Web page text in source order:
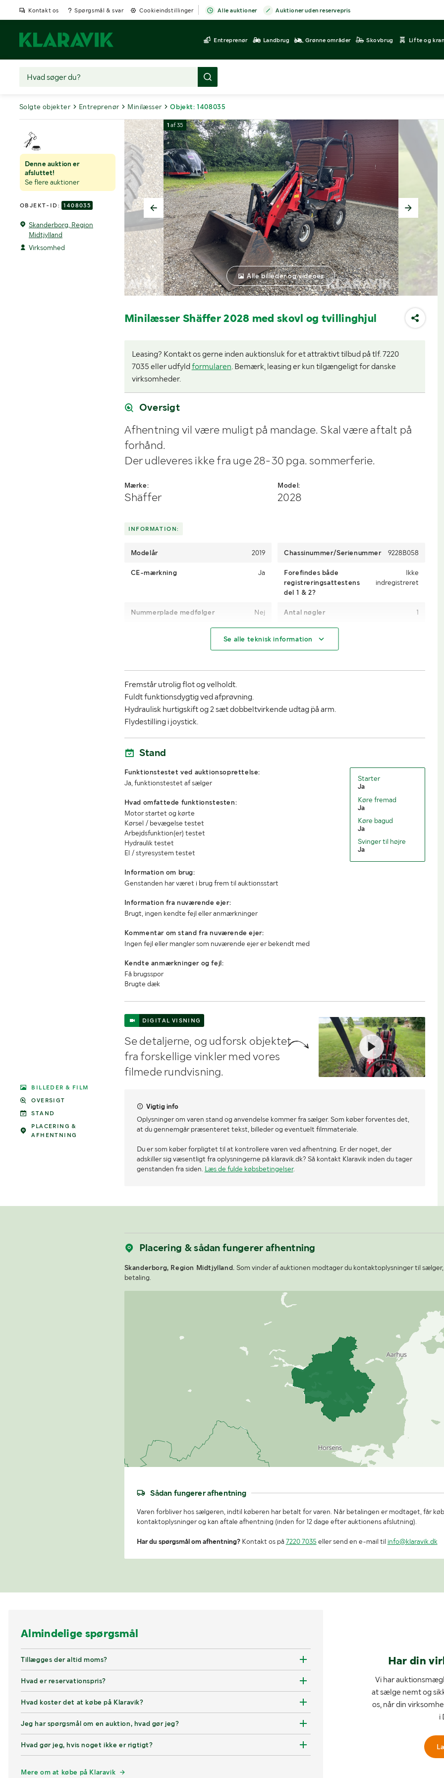
Kontakt os Spørgsmål & svar Cookieindstillinger Alle auktioner Auktioner uden reservepris
Entreprenør Landbrug Grønne områder Skovbrug Lifte og
Solgte objekter Entreprenør Minilæsser Objekt: 1408035
Denne auktion er
afsluttet!
Se flere auktioner
OBJEKT-ID: 1408035
Skanderborg, Region
Midtjylland
Virksomhed
BILLEDER & FILM
OVERSIGT
STAND
PLACERING &
AFHENTNING
1 af35
Alle billeder og videoer
Minilæsser Shäffer 2028 med skovl og tvillinghjul
Leasing? Kontakt os gerne inden auktionsluk for et attraktivt tilbud på tlf. 7220
7035 eller udfyld formularen. Bemærk, leasing er kun tilgængeligt for danske
virksomheder.
Oversigt
Afhentning vil være muligt på mandage. Skal være aftalt på
forhånd.
Der udleveres ikke fra uge 28-30 pga. sommerferie.
Mærke:
Shäffer
Model:
2028
INFORMATION:
Modelår 2019 Chassinummer/Serienummer 9228B058
CE-mærkning Ja
Forefindes både
registreringsattestens
del 1 & 2?
Ikke
indregistreret
Nummerplade medfølger Nej Antal nøgler 1
Se alle teknisk information
Fremstår utrolig flot og velholdt.
Fuldt funktionsdygtig ved afprøvning.
Hydraulisk hurtigskift og 2 sæt dobbeltvirkende udtag ¨på arm.
Flydestilling i joystick.
Stand
Funktionstestet ved auktionsoprettelse:
Ja, funktionstestet af sælger
Hvad omfattede funktionstesten:
Motor startet og kørte
Kørsel / bevægelse testet
Arbejdsfunktion(er) testet
Hydraulik testet
El / styresystem testet
Information om brug:
Genstanden har været i brug frem til auktionsstart
Information fra nuværende ejer:
Brugt, ingen kendte fejl eller anmærkninger
Kommentar om stand fra nuværende ejer:
Ingen fejl eller mangler som nuværende ejer er bekendt med
Kendte anmærkninger og fejl:
Få brugsspor
Brugte dæk
Starter
Ja
Køre fremad
Ja
Køre bagud
Ja
Svinger til højre
Ja
DIGITAL VISNING
Se detaljerne, og udforsk objektet
fra forskellige vinkler med vores
filmede rundvisning.
Vigtig info
Oplysninger om varen stand og anvendelse kommer fra sælger. Som køber forventes det,
at du gennemgår præsenteret tekst, billeder og eventuelt filmmateriale.
Du er som køber forpligtet til at kontrollere varen ved afhentning. Er der noget, der
adskiller sig væsentligt fra oplysningerne på klaravik.dk? Så kontakt Klaravik inden du tager
genstanden fra siden. Læs de fulde købsbetingelser.
Placering & sådan fungerer afhentning
Skanderborg, Region Midtjylland. Som vinder af auktionen modtager du kontaktoplysninger til
betaling.
Sådan fungerer afhentning
Varen forbliver hos sælgeren, indtil køberen har betalt for varen. Når betalingen er modtaget, får
kontaktoplysninger og kan aftale afhentning (inden for 12 dage efter auktionens afslutning).
Har du spørgsmål om afhentning?Kontakt os på 7220 7035 eller send en e-mail til info@klaravik.dk
Almindelige spørgsmål
Tillægges der altid moms?
Hvad er reservationspris?
Hvad koster det at købe på Klaravik?
Jeg har spørgsmål om en auktion, hvad gør jeg?
Hvad gør jeg, hvis noget ikke er rigtigt?
Mere om at købe på Klaravik
Har din
Vi har
at sælge nemt og
os, når din
i